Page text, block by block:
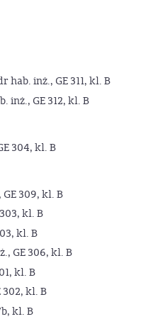
hab. inż., GE 311, kl. B
inż., GE 312, kl. B
304, kl. B
GE 309, kl. B
kl. B
kl. B
GE 306, kl. B
kl. B
302, kl. B
kl. B